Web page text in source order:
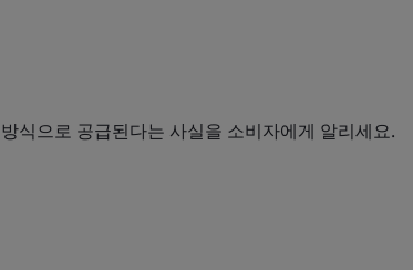
식으로 공급된다는 사실을 소비자에게 알리세요.